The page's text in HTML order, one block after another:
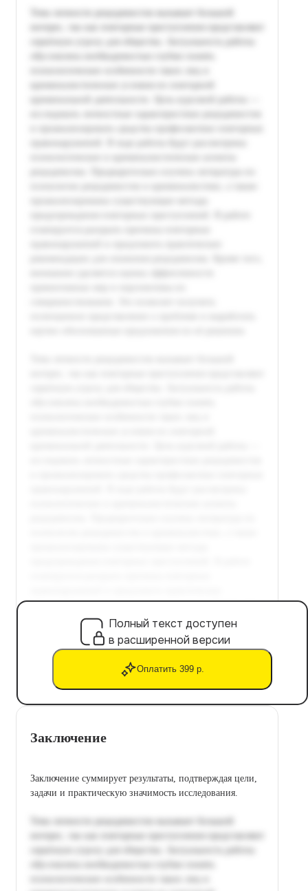
Полный текст доступен
в расширенной версии
Оплатить 399 р.
Заключение
Заключение суммирует результаты, подтверждая цели,
задачи и практическую значимость исследования.